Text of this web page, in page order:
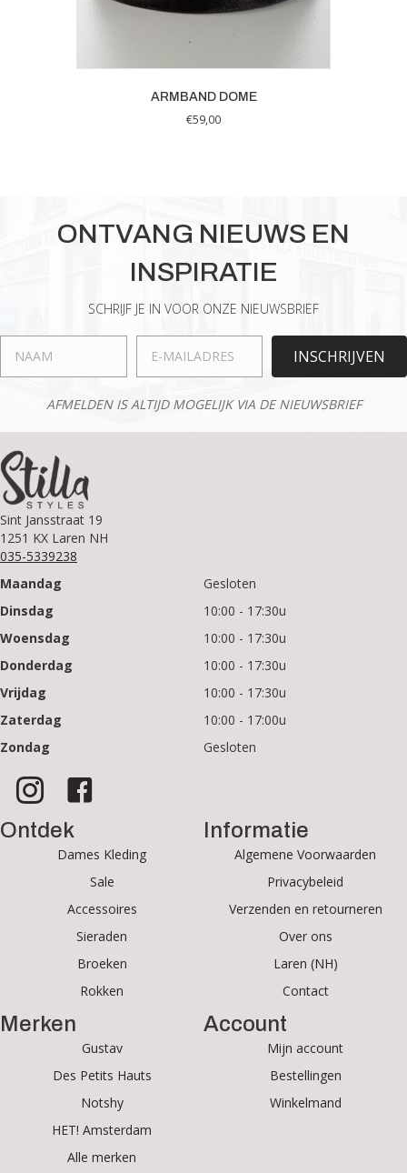
ARMBAND DOME
€59,00
ONTVANG NIEUWS EN
INSPIRATIE
SCHRIJF JE IN VOOR ONZE NIEUWSBRIEF
INSCHRIJVEN
AFMELDEN IS ALTIJD MOGELIJK VIA DE NIEUWSBRIEF
Sint Jansstraat 19
1251 KX Laren NH
035-5339238
Maandag
Gesloten
Dinsdag
10:00 - 17:30u
Woensdag
10:00 - 17:30u
Donderdag
10:00 - 17:30u
Vrijdag
10:00 - 17:30u
Zaterdag
10:00 - 17:00u
Zondag
Gesloten
Ontdek
Dames Kleding
Sale
Accessoires
Sieraden
Broeken
Rokken
Merken
Gustav
Des Petits Hauts
Notshy
HET! Amsterdam
Alle merken
Informatie
Algemene Voorwaarden
Privacybeleid
Verzenden en retourneren
Over ons
Laren (NH)
Contact
Account
Mijn account
Bestellingen
Winkelmand